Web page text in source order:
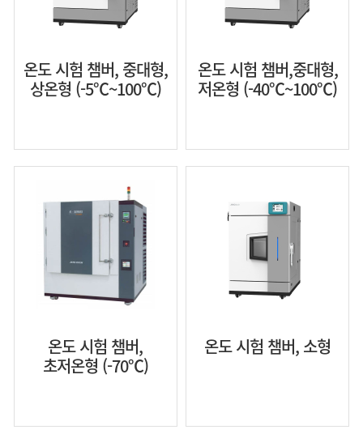
온도 시험 챔버, 중대형,
상온형 (-5℃~100℃)
온도 시험 챔버,중대형,
저온형 (-40℃~100℃)
온도 시험 챔버,
초저온형 (-70℃)
온도 시험 챔버, 소형